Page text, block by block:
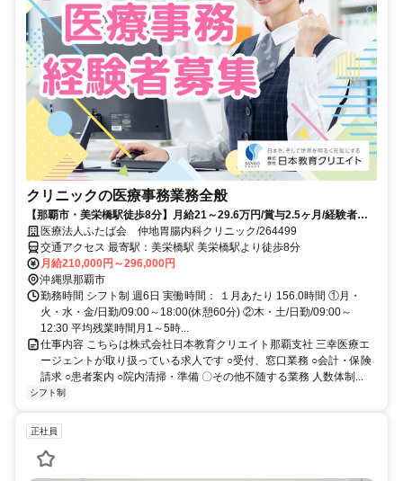
クリニックの医療事務業務全般
【那覇市・美栄橋駅徒歩8分】月給21～29.6万円/賞与2.5ヶ月/経験者歓
迎/医療事務/仲地胃腸内科クリニック
医療法人ふたば会 仲地胃腸内科クリニック/264499
交通アクセス 最寄駅：美栄橋駅 美栄橋駅より徒歩8分
月給210,000円～296,000円
沖縄県那覇市
勤務時間 シフト制 週6日 実働時間： １月あたり 156.0時間 ①月・
火・水・金/日勤/09:00～18:00(休憩60分) ②木・土/日勤/09:00～
12:30 平均残業時間月1～5時...
仕事内容 こちらは株式会社日本教育クリエイト那覇支社 三幸医療エ
ージェントが取り扱っている求人です ○受付、窓口業務 ○会計・保険
請求 ○患者案内 ○院内清掃・準備 〇その他不随する業務 人数体制...
シフト制
正社員